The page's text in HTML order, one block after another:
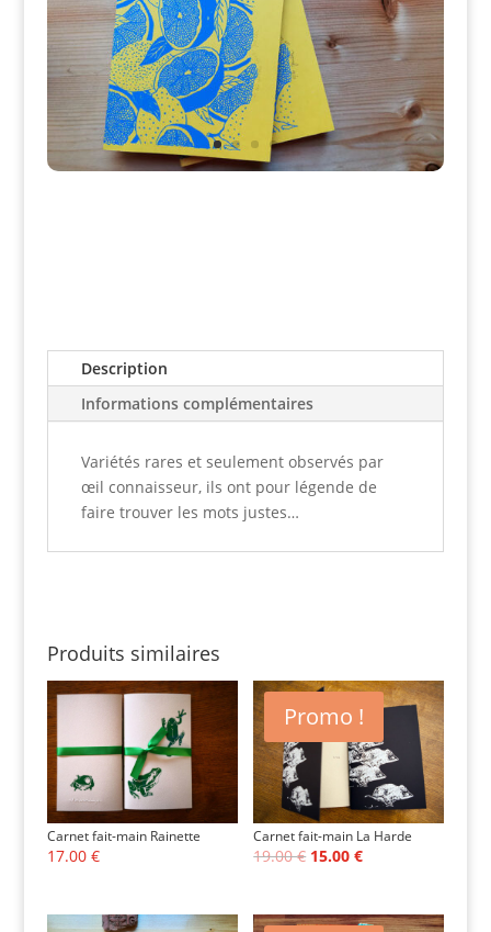
Description
Informations complémentaires
Variétés rares et seulement observés par
œil connaisseur, ils ont pour légende de
faire trouver les mots justes…
Produits similaires
Carnet fait-main Rainette
17.00 €
Promo !
Carnet fait-main La Harde
19.00€ Le
15.00€Le